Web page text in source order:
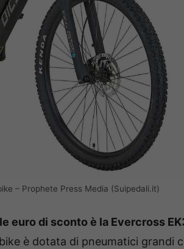
– Prophete Press Media (Suipedali.it)
euro di sconto è la Evercross
è dotata di pneumatici grandi